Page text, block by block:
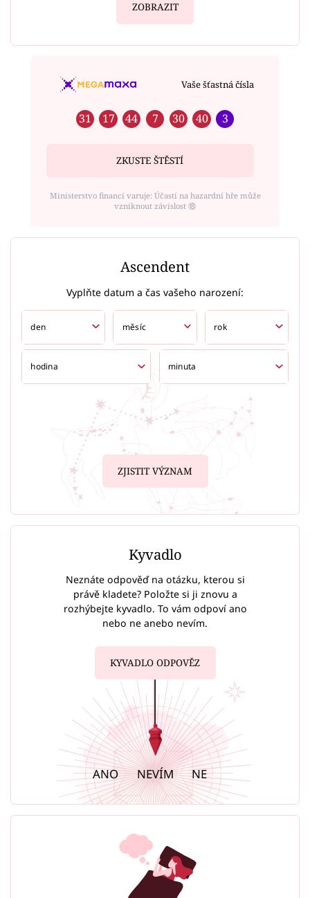
ZOBRAZIT
Vaše šťastná čísla
31 17 44 7 30 40 3
ZKUSTE ŠTĚSTÍ
Ministerstvo financí varuje: Účastí na hazardní hře může
vzniknout závislost ⑱
Ascendent
Vyplňte datum a čas vašeho narození:
ZJISTIT VÝZNAM
Kyvadlo
Neznáte odpověď na otázku, kterou si
právě kladete? Položte si ji znovu a
rozhýbejte kyvadlo. To vám odpoví ano
nebo ne anebo nevím.
KYVADLO ODPOVĚZ
ANO NEVÍM NE